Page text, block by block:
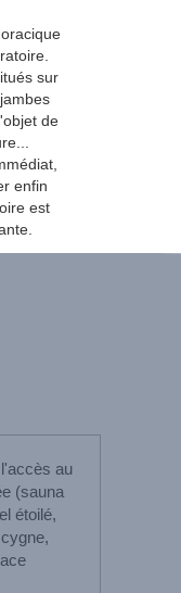
sur
de
enfin
est
au
(sauna
étoilé,